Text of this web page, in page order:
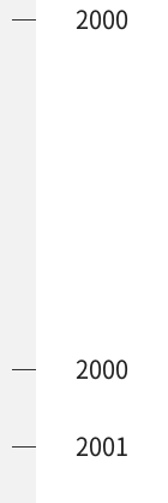
2000
2000
2001